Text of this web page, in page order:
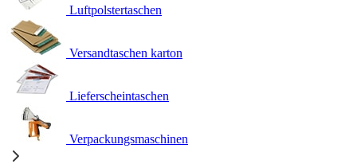
Luftpolstertaschen
Versandtaschen karton
Lieferscheintaschen
Verpackungsmaschinen